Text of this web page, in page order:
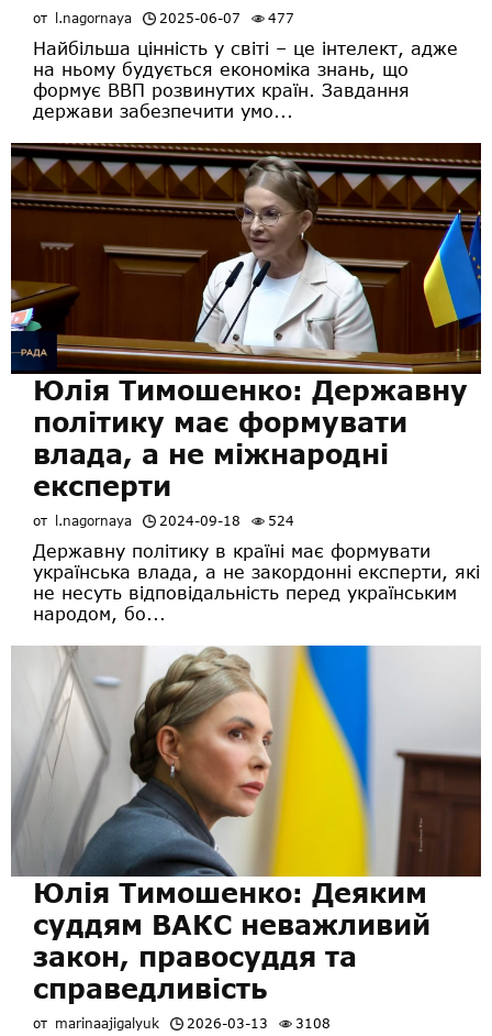
от l.nagornaya 2025-06-07 477
Найбільша цінність у світі – це інтелект, адже
на ньому будується економіка знань, що
формує ВВП розвинутих країн. Завдання
держави забезпечити умо...
Юлія Тимошенко: Державну
політику має формувати
влада, а не міжнародні
експерти
от l.nagornaya 2024-09-18 524
Державну політику в країні має формувати
українська влада, а не закордонні експерти, які
не несуть відповідальність перед українським
народом, бо...
Юлія Тимошенко: Деяким
суддям ВАКС неважливий
закон, правосуддя та
справедливість
от marinaajigalyuk 2026-03-13 3108